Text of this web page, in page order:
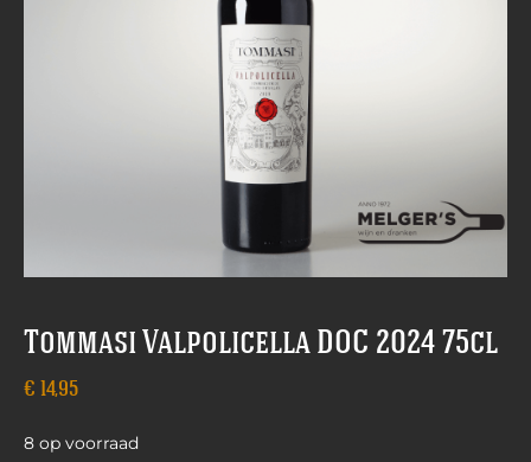
Tommasi Valpolicella DOC 2024 75cl
€ 14,95
8 op voorraad